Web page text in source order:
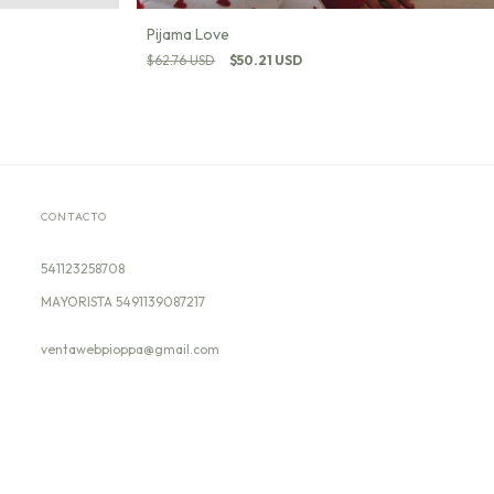
Pijama Love
$62.76 USD $50.21 USD
CONTACTO
541123258708
ventawebpioppa@gmail.com